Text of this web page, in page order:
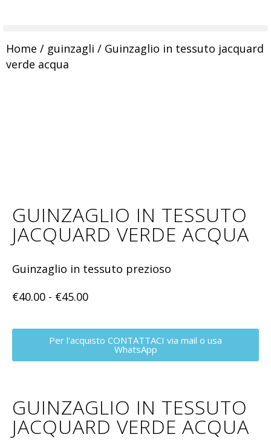
Home / guinzagli / Guinzaglio in tessuto jacquard
verde acqua
GUINZAGLIO IN TESSUTO
JACQUARD VERDE ACQUA
Guinzaglio in tessuto prezioso
€40.00 - €45.00
Per l'acquisto CONTATTACI via mail o usa
WhatsApp
GUINZAGLIO IN TESSUTO
JACQUARD VERDE ACQUA